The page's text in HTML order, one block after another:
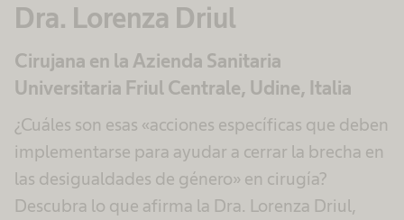
Aceptar
powered byUsercentrics Consent
Management Platform
Dra. Lorenza Driul
Cirujana en la Azienda Sanitaria
Universitaria Friul Centrale, Udine, Italia
¿Cuáles son esas «acciones específicas que deben
implementarse para ayudar a cerrar la brecha en
las desigualdades de género» en cirugía?
Descubra lo que afirma la Dra. Lorenza Driul,